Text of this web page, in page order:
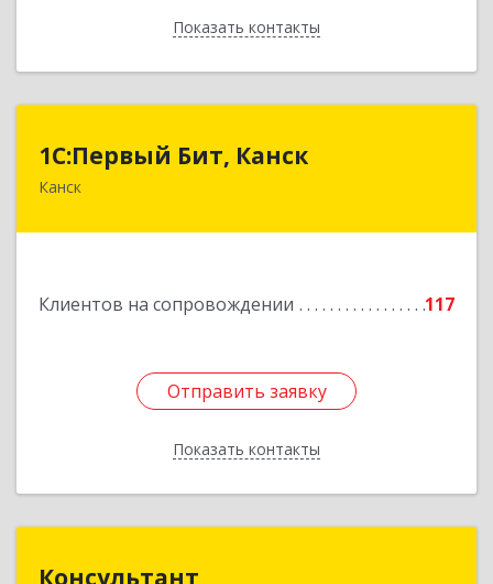
Показать контакты
Назад
1С:Первый Бит, Канск
Канск
Клиентов на сопровождении 117
Отправить заявку
Показать контакты
Отправить заявку
Назад
Консультант